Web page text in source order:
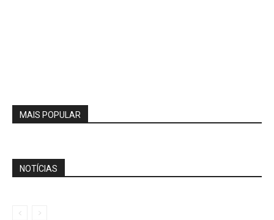
MAIS POPULAR
NOTÍCIAS